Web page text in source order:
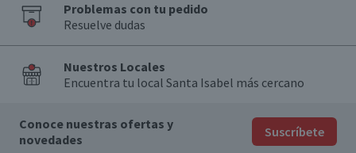
Problemas con tu pedido
Resuelve dudas
Nuestros Locales
Encuentra tu local Santa Isabel más cercano
Conoce nuestras ofertas y
novedades
Suscríbete